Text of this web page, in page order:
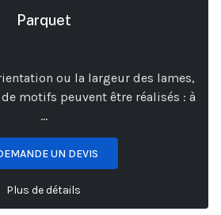
Parquet
ou la largeur des lames,
motifs peuvent être réalisés : à
...
UN DEVIS
Plus de détails